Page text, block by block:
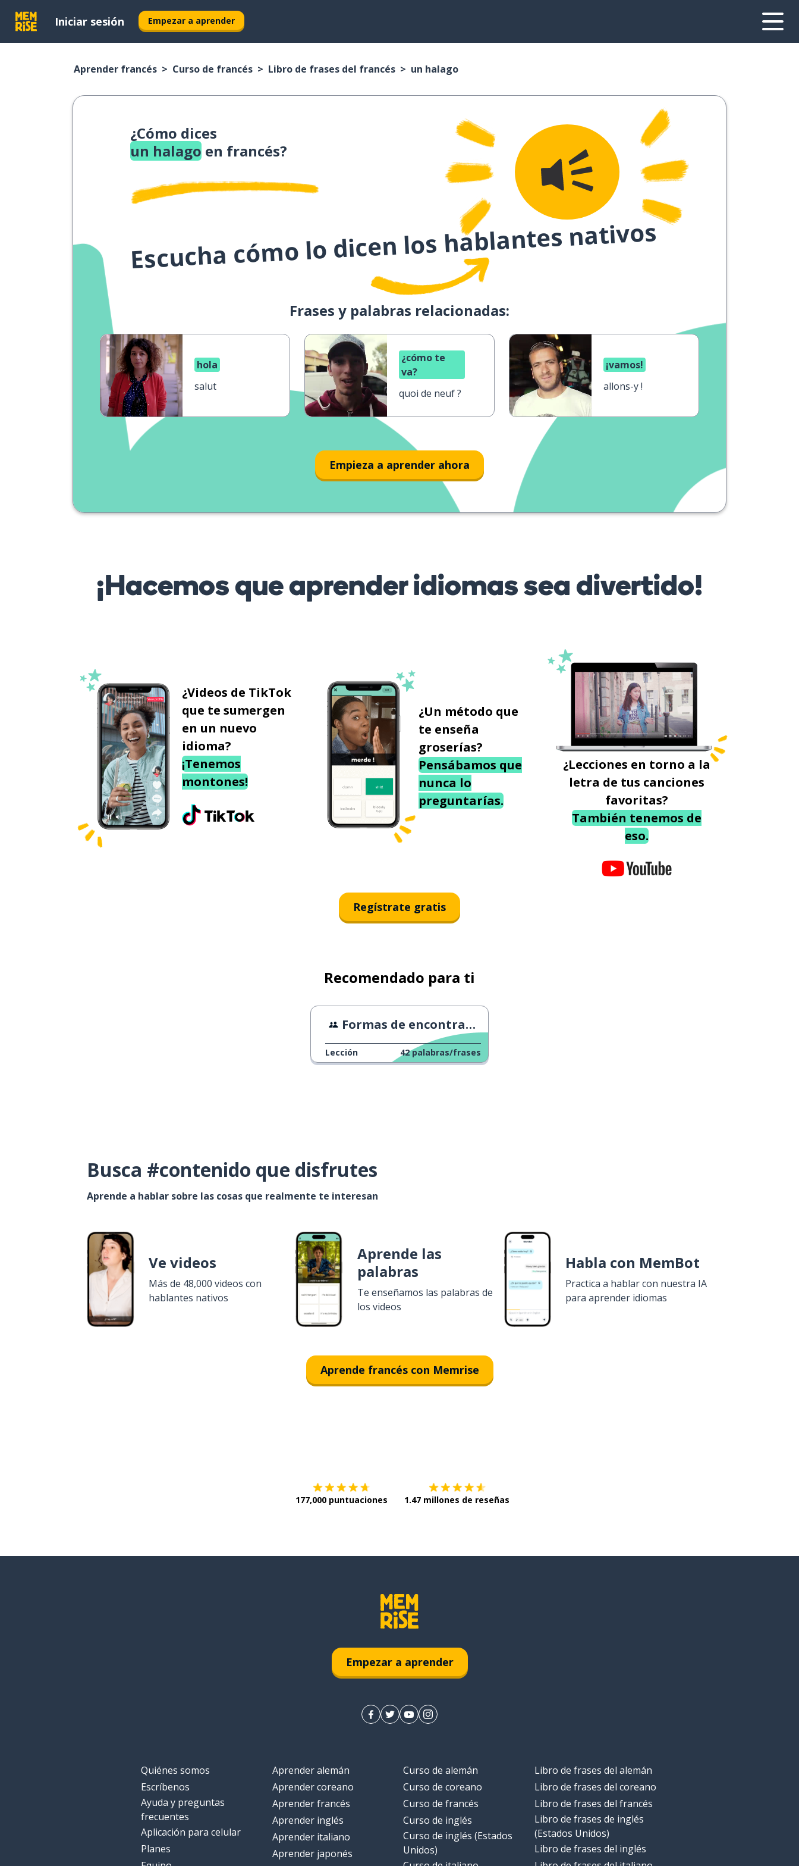
Iniciar sesión Empezar a aprender
Aprender francés Curso de francés Libro de frases del francés un halago
¿Cómo dices
un halago en francés?
Escucha cómo lo dicen los hablantes nativos
Frases y palabras relacionadas:
hola
salut
¿cómo te
va?
quoi de neuf ?
¡vamos!
allons-y !
Empieza a aprender ahora
¡Hacemos que aprender idiomas sea divertido!
¿Videos de TikTok
que te sumergen
en un nuevo
idioma?
¡Tenemos
montones!
¿Un método que
te enseña
groserías?
Pensábamos que
nunca lo
preguntarías.
¿Lecciones en torno a la
letra de tus canciones
favoritas?
También tenemos de
eso.
Regístrate gratis
Recomendado para ti
Formas de encontrar temas de conversación
Lección 42 palabras/frases
Busca #contenido que disfrutes
Aprende a hablar sobre las cosas que realmente te interesan
Ve videos
Más de 48,000 videos con
hablantes nativos
Aprende las
palabras
Te enseñamos las palabras de
los videos
Habla con MemBot
Practica a hablar con nuestra IA
para aprender idiomas
Aprende francés con Memrise
177,000 puntuaciones 1.47 millones de reseñas
Empezar a aprender
Quiénes somos
Escríbenos
Ayuda y preguntas
frecuentes
Aplicación para celular
Planes
Aprender alemán
Aprender coreano
Aprender francés
Aprender inglés
Aprender italiano
Aprender japonés
Curso de alemán
Curso de coreano
Curso de francés
Curso de inglés
Curso de inglés (Estados
Unidos)
Libro de frases del alemán
Libro de frases del coreano
Libro de frases del francés
Libro de frases de inglés
(Estados Unidos)
Libro de frases del inglés